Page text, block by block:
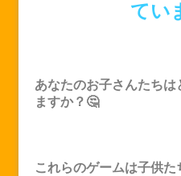
てい
あなたのお子さんたち
ますか？🤔
これらのゲームは子供